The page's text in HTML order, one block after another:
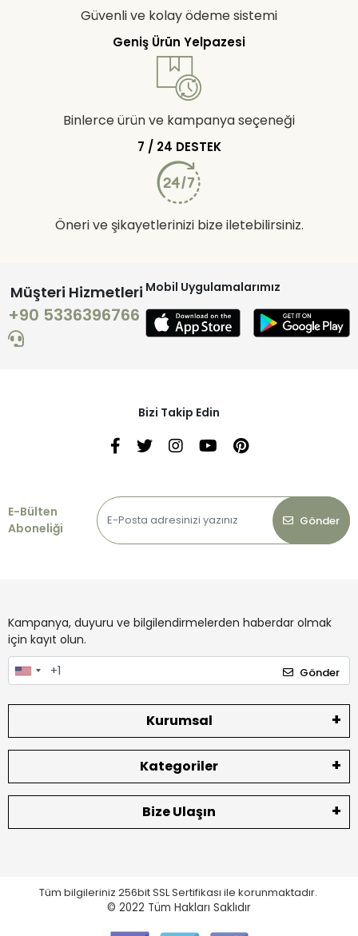
Güvenli ve kolay ödeme sistemi
Geniş Ürün Yelpazesi
Binlerce ürün ve kampanya seçeneği
7 / 24 DESTEK
Öneri ve şikayetlerinizi bize iletebilirsiniz.
Müşteri Hizmetleri
+90 5336396766
Mobil Uygulamalarımız
Bizi Takip Edin
E-Bülten
Aboneliği
Gönder
Kampanya, duyuru ve bilgilendirmelerden haberdar olmak
için kayıt olun.
Gönder
Kurumsal
Kategoriler
Bize Ulaşın
Tüm bilgileriniz 256bit SSL Sertifikası ile korunmaktadır.
© 2022 Tüm Hakları Saklıdır